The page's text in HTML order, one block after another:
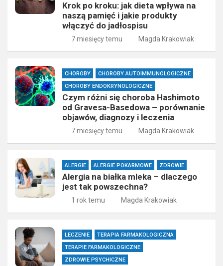
Krok po kroku: jak dieta wpływa na
naszą pamięć i jakie produkty
włączyć do jadłospisu
7 miesięcy temu Magda Krakowiak
CHOROBY
CHOROBY AUTOIMMUNOLOGICZNE
CHOROBY ENDOKRYNOLOGICZNE
Czym różni się choroba Hashimoto
od Gravesa-Basedowa – porównanie
objawów, diagnozy i leczenia
7 miesięcy temu Magda Krakowiak
ALERGIE ALERGIE POKARMOWE ZDROWIE
Alergia na białka mleka – dlaczego
jest tak powszechna?
1 rok temu Magda Krakowiak
LECZENIE
TERAPIA FARMAKOLOGICZNA
TERAPIE FARMAKOLOGICZNE
ZDROWIE PSYCHICZNE